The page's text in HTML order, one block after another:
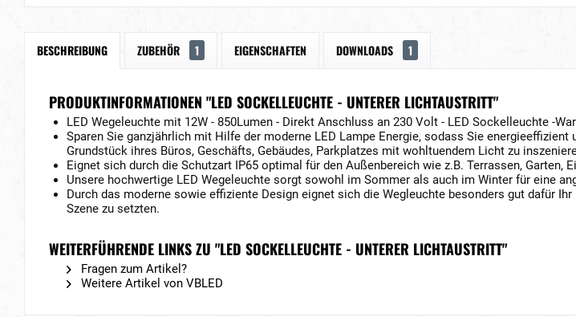
BESCHREIBUNG ZUBEHÖR 1 EIGENSCHAFTEN DOWNLOADS 1
PRODUKTINFORMATIONEN "LED SOCKELLEUCHTE - UNTERER LICHTAUSTRITT"
LED Wegeleuchte mit 12W - 850Lumen - Direkt Anschluss an 230 Volt - LED Sockelleuchte -
Sparen Sie ganzjährlich mit Hilfe der moderne LED Lampe Energie, sodass Sie
Grundstück ihres Büros, Geschäfts, Gebäudes, Parkplatzes mit wohltuendem Licht zu
Eignet sich durch die Schutzart IP65 optimal für den Außenbereich wie z.B. Terrassen, Garten,
Unsere hochwertige LED Wegeleuchte sorgt sowohl im Sommer als auch im Winter für eine
Durch das moderne sowie effiziente Design eignet sich die Wegleuchte besonders gut dafür
Szene zu setzten.
WEITERFÜHRENDE LINKS ZU "LED SOCKELLEUCHTE - UNTERER LICHTAUSTRITT"
Fragen zum Artikel?
Weitere Artikel von VBLED